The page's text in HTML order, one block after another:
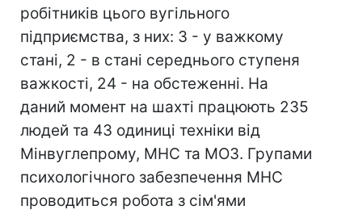
робітників цього вугільного
підприємства, з них: 3 - у важкому
стані, 2 - в стані середнього ступеня
важкості, 24 - на обстеженні. На
даний момент на шахті працюють 235
людей та 43 одиниці техніки від
Мінвуглепрому, МНС та МОЗ. Групами
психологічного забезпечення МНС
проводиться робота з сім'ями